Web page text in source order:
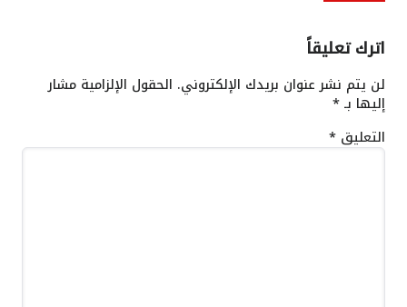
اترك تعليقاً
لن يتم نشر عنوان بريدك الإلكتروني. الحقول الإلزامية مشار
إليها بـ*
التعليق *